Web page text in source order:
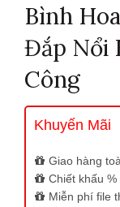
Bình
Đắp Nổi
Công
Khuyến Mãi
Giao hàng
Chiết khấu
Miễn phí file